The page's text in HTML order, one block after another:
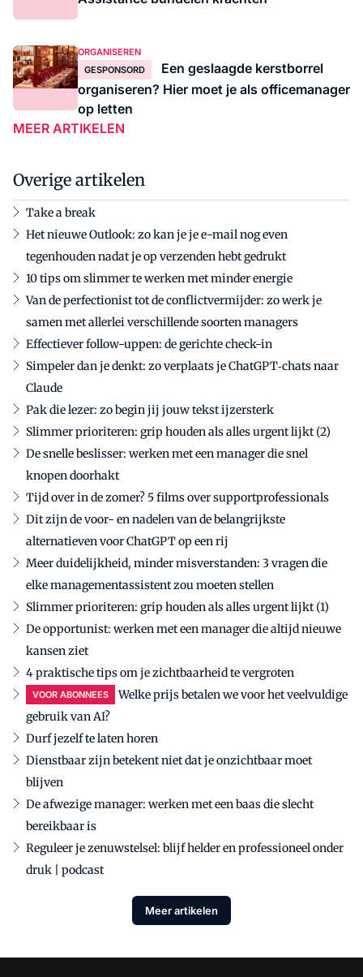
ORGANISEREN
GESPONSORD
Een geslaagde kerstborrel
organiseren? Hier moet je als officemanager
op letten
MEER ARTIKELEN
Overige artikelen
Take a break
Het nieuwe Outlook: zo kan je je e-mail nog even
tegenhouden nadat je op verzenden hebt gedrukt
10 tips om slimmer te werken met minder energie
Van de perfectionist tot de conflictvermijder: zo werk je
samen met allerlei verschillende soorten managers
Effectiever follow-uppen: de gerichte check-in
Simpeler dan je denkt: zo verplaats je ChatGPT‑chats naar
Claude
Pak die lezer: zo begin jij jouw tekst ijzersterk
Slimmer prioriteren: grip houden als alles urgent lijkt (2)
De snelle beslisser: werken met een manager die snel
knopen doorhakt
Tijd over in de zomer? 5 films over supportprofessionals
Dit zijn de voor- en nadelen van de belangrijkste
alternatieven voor ChatGPT op een rij
Meer duidelijkheid, minder misverstanden: 3 vragen die
elke managementassistent zou moeten stellen
Slimmer prioriteren: grip houden als alles urgent lijkt (1)
De opportunist: werken met een manager die altijd nieuwe
kansen ziet
4 praktische tips om je zichtbaarheid te vergroten
VOOR ABONNEES
Welke prijs betalen we voor het veelvuldige
gebruik van AI?
Durf jezelf te laten horen
Dienstbaar zijn betekent niet dat je onzichtbaar moet
blijven
De afwezige manager: werken met een baas die slecht
bereikbaar is
Reguleer je zenuwstelsel: blijf helder en professioneel onder
druk | podcast
Meer artikelen